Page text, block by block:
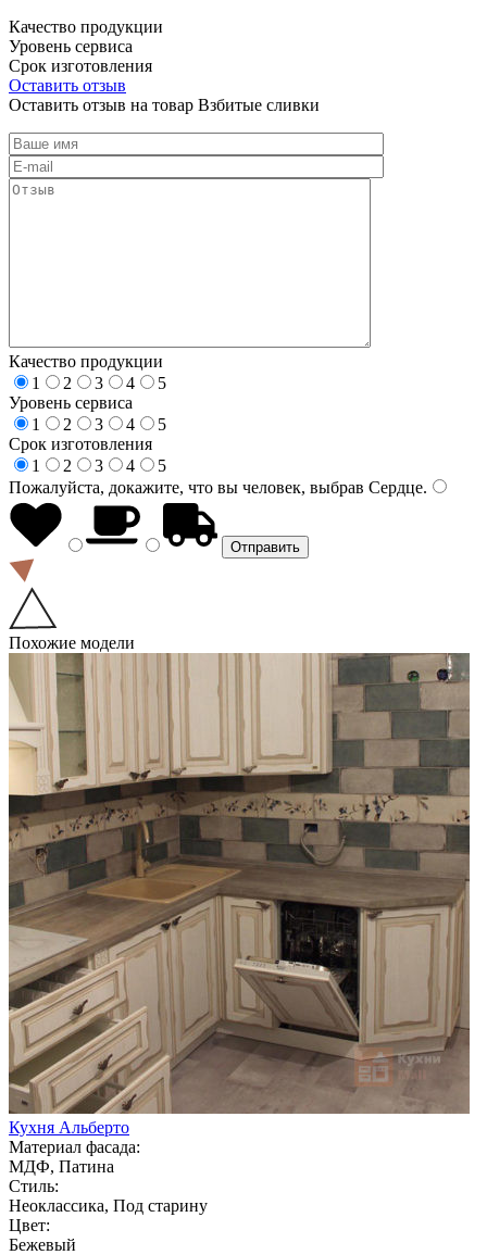
Качество продукции
Уровень сервиса
Срок изготовления
Оставить отзыв
Оставить отзыв на товар Взбитые сливки
Качество продукции
1
2 3 4
5
Уровень сервиса
1
2 3 4
5
Срок изготовления
1
2 3 4
5
Пожалуйста, докажите, что вы человек, выбрав Сердце.
Похожие модели
Кухня Альберто
Материал фасада:
МДФ, Патина
Стиль:
Неоклассика, Под старину
Цвет:
Бежевый